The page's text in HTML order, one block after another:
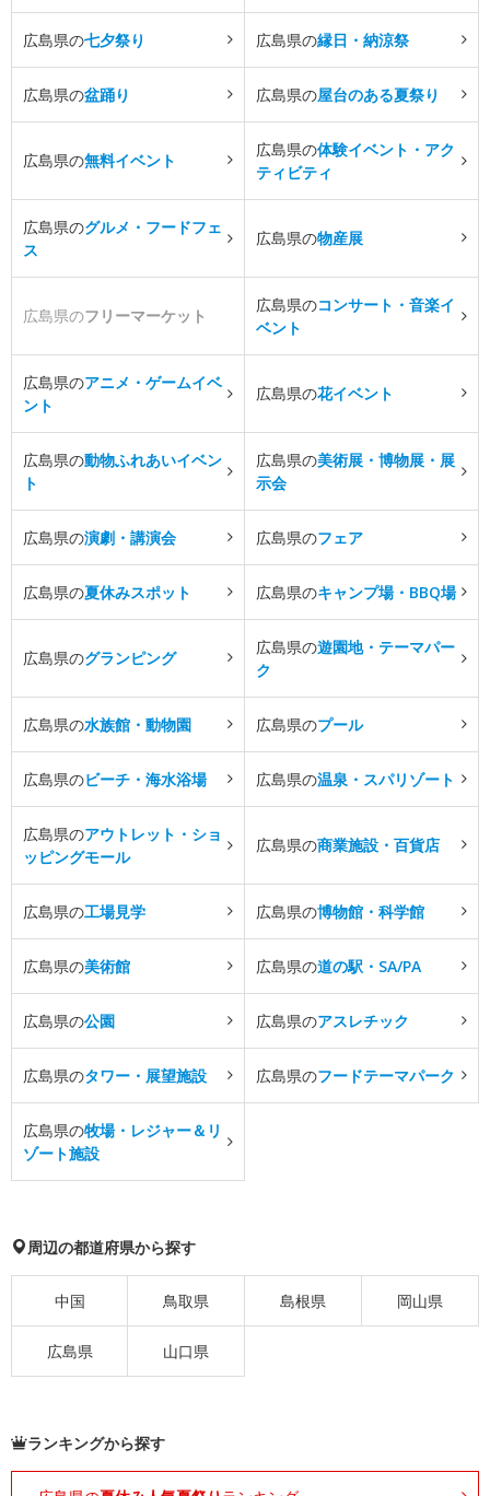
広島県の七夕祭り 広島県の縁日・納涼祭
広島県の盆踊り 広島県の屋台のある夏祭り
広島県の無料イベント
広島県の体験イベント・アク
ティビティ
広島県のグルメ・フードフェ
ス
広島県の物産展
広島県のフリーマーケット
広島県のコンサート・音楽イ
ベント
広島県のアニメ・ゲームイベ
ント
広島県の花イベント
広島県の動物ふれあいイベン
ト
広島県の美術展・博物展・展
示会
広島県の演劇・講演会 広島県のフェア
広島県の夏休みスポット 広島県のキャンプ場・BBQ場
広島県のグランピング
広島県の遊園地・テーマパー
ク
広島県の水族館・動物園 広島県のプール
広島県のビーチ・海水浴場 広島県の温泉・スパリゾート
広島県のアウトレット・ショ
ッピングモール
広島県の商業施設・百貨店
広島県の工場見学 広島県の博物館・科学館
広島県の美術館 広島県の道の駅・SA/PA
広島県の公園 広島県のアスレチック
広島県のタワー・展望施設 広島県のフードテーマパーク
広島県の牧場・レジャー＆リ
ゾート施設
周辺の都道府県から探す
中国 鳥取県 島根県 岡山県
広島県 山口県
ランキングから探す